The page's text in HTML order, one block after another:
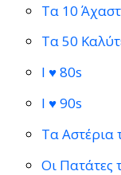
Τα 10
Τα 50
I ♥ 80s
I ♥ 90s
Τα Αστέρια
Οι Πατάτες